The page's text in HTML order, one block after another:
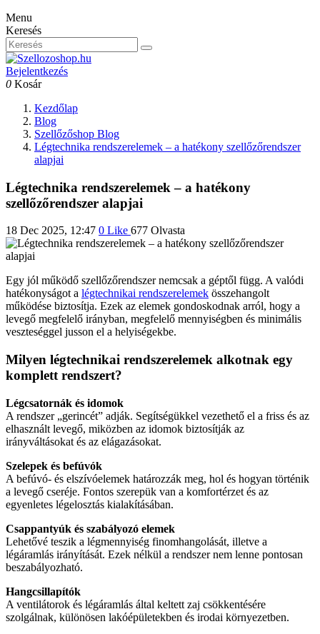
Menu
Keresés
Bejelentkezés
0 Kosár
Kezdőlap
Blog
Szellőzőshop Blog
Légtechnika rendszerelemek – a hatékony szellőzőrendszer
alapjai
Légtechnika rendszerelemek – a hatékony
szellőzőrendszer alapjai
18 Dec 2025, 12:47 0 Like 677 Olvasta
Egy jól működő szellőzőrendszer nemcsak a géptől függ. A valódi
hatékonyságot a légtechnikai rendszerelemek összehangolt
működése biztosítja. Ezek az elemek gondoskodnak arról, hogy a
levegő megfelelő irányban, megfelelő mennyiségben és minimális
veszteséggel jusson el a helyiségekbe.
Milyen légtechnikai rendszerelemek alkotnak egy
komplett rendszert?
Légcsatornák és idomok
A rendszer „gerincét” adják. Segítségükkel vezethető el a friss és az
elhasznált levegő, miközben az idomok biztosítják az
irányváltásokat és az elágazásokat.
Szelepek és befúvók
A befúvó- és elszívóelemek határozzák meg, hol és hogyan történik
a levegő cseréje. Fontos szerepük van a komfortérzet és az
egyenletes légelosztás kialakításában.
Csappantyúk és szabályozó elemek
Lehetővé teszik a légmennyiség finomhangolását, illetve a
légáramlás irányítását. Ezek nélkül a rendszer nem lenne pontosan
beszabályozható.
Hangcsillapítók
A ventilátorok és légáramlás által keltett zaj csökkentésére
szolgálnak, különösen lakóépületekben és irodai környezetben.